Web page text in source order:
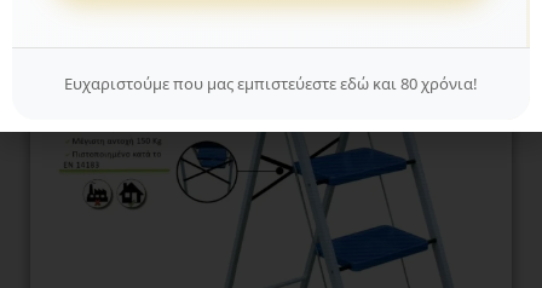
Ευχαριστούμε που μας εμπιστεύεστε εδώ και 80 χρόνια!